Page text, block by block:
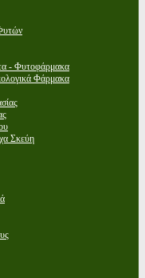
- Φυτοφάρμακα
Φάρμακα
Σκεύη